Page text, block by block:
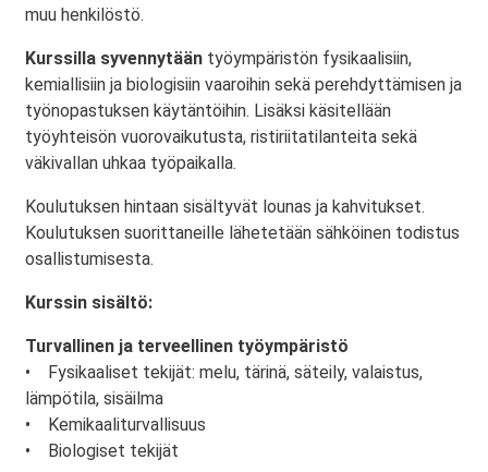
muu henkilöstö.
Kurssilla syvennytään työympäristön fysikaalisiin,
kemiallisiin ja biologisiin vaaroihin sekä perehdyttämisen ja
työnopastuksen käytäntöihin. Lisäksi käsitellään
työyhteisön vuorovaikutusta, ristiriitatilanteita sekä
väkivallan uhkaa työpaikalla.
Koulutuksen hintaan sisältyvät lounas ja kahvitukset.
Koulutuksen suorittaneille lähetetään sähköinen todistus
osallistumisesta.
Kurssin sisältö:
Turvallinen ja terveellinen työympäristö
• Fysikaaliset tekijät: melu, tärinä, säteily, valaistus,
lämpötila, sisäilma
• Kemikaaliturvallisuus
• Biologiset tekijät